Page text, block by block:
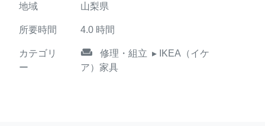
地域 山梨県
所要時間 4.0 時間
カテゴリ
ー
weekend 修理・組立 ▸ IKEA（イケ
ア）家具